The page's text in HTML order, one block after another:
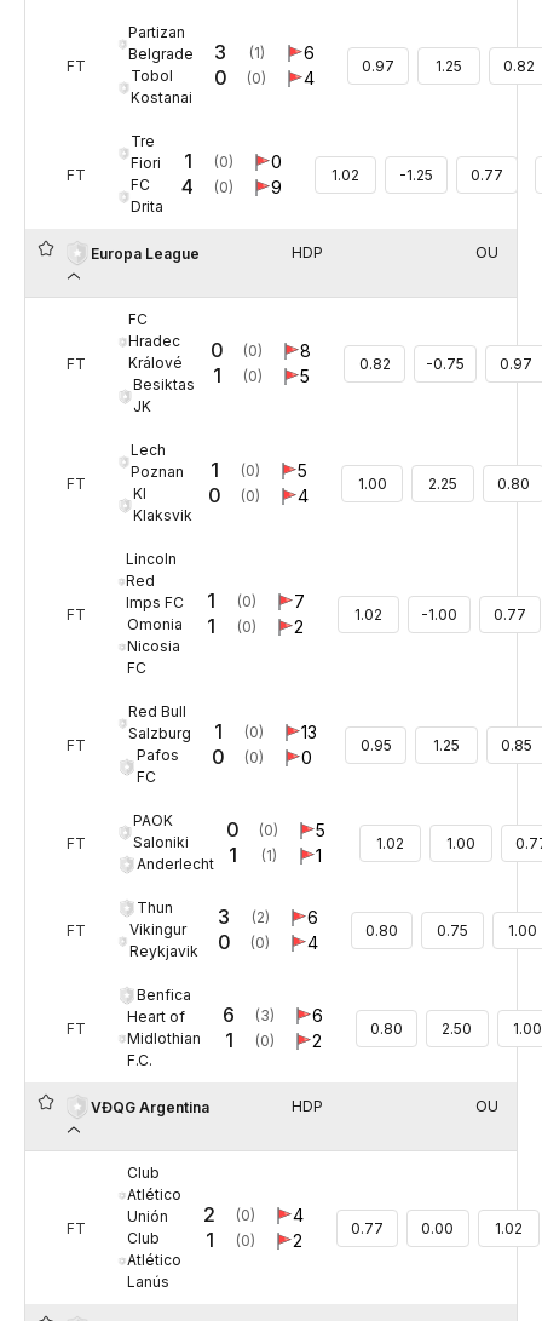
FT
Partizan
Belgrade
Tobol
Kostanai
3
0
(1)
(0)
6
4
0.97 1.25 0.82
FT
Tre
Fiori
FC
Drita
1
4
(0)
(0)
0
9
1.02 -1.25 0.77
Europa League HDP OU
FT
FC
Hradec
Králové
Besiktas
JK
0
1
(0)
(0)
8
5
0.82 -0.75 0.97
FT
Lech
Poznan
KI
Klaksvik
1
0
(0)
(0)
5
4
1.00 2.25 0.80
FT
Lincoln
Red
Imps FC
Omonia
Nicosia
FC
1
1
(0)
(0)
7
2
1.02 -1.00 0.77
FT
Red Bull
Salzburg
Pafos
FC
1
0
(0)
(0)
13
0
0.95 1.25 0.85
FT
PAOK
Saloniki
Anderlecht
0
1
(0)
(1)
5
1
1.02 1.00
FT
Thun
Vikingur
Reykjavik
3
0
(2)
(0)
6
4
0.80 0.75 1.00
FT
Benfica
Heart of
Midlothian
F.C.
6
1
(3)
(0)
6
2
0.80 2.50 1.00
VĐQG Argentina HDP OU
FT
Club
Atlético
Unión
Club
Atlético
Lanús
2
1
(0)
(0)
4
2
0.77 0.00 1.02